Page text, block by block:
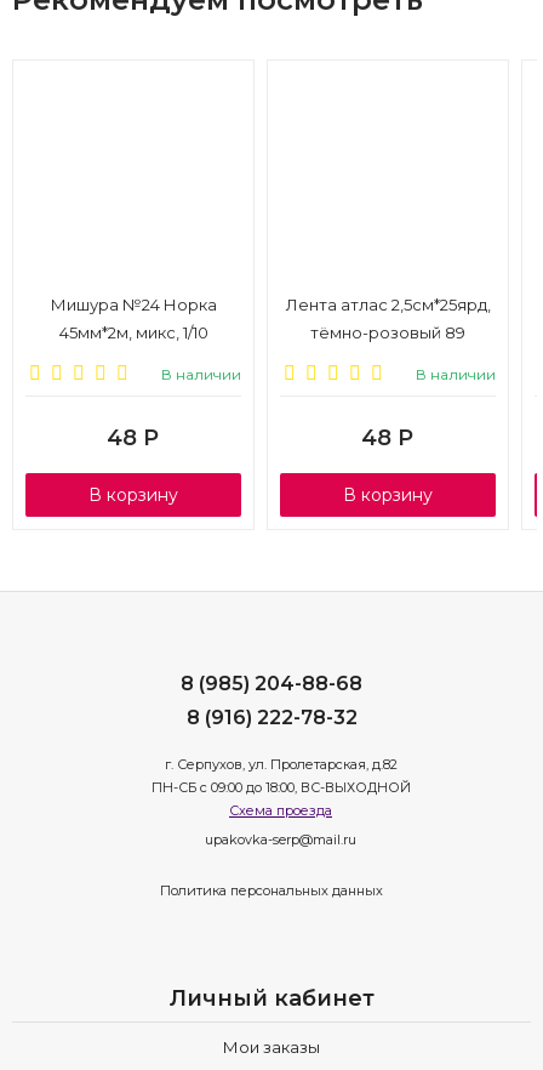
Мишура №24 Норка
45мм*2м, микс, 1/10
В наличии
48 Р
В корзину
Лента атлас 2,5см*25ярд,
тёмно-розовый 89
В наличии
48 Р
В корзину
8 (985) 204-88-68
8 (916) 222-78-32
г. Серпухов, ул. Пролетарская, д.82
ПН-СБ с 09:00 до 18:00, ВС-ВЫХОДНОЙ
Схема проезда
upakovka-serp@mail.ru
Политика персональных данных
Личный кабинет
Мои заказы